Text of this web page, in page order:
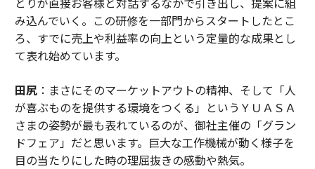
み込んでいく。この研修を一部門からスタートしたとこ
ろ、すでに売上や利益率の向上という定量的な成果とし
て表れ始めています。
田尻：まさにそのマーケットアウトの精神、そして「人
が喜ぶものを提供する環境をつくる」というＹＵＡＳＡ
さまの姿勢が最も表れているのが、御社主催の「グラン
ドフェア」だと思います。巨大な工作機械が動く様子を
目の当たりにした時の理屈抜きの感動や熱気。